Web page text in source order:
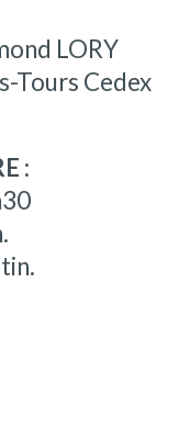
LORY
Tours Cedex
: